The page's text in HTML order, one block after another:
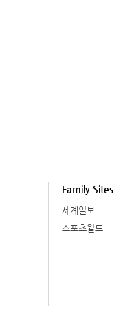
Family Sites
세계일보
스포츠월드